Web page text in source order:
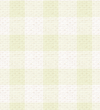
き事由の有無、
のとします。
第5条 会員の登録
1.当社は、会員
アドレス等会員
シーポリシー
」
は、当該個人情
す。なお、これ